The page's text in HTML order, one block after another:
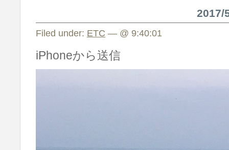
2017/
Filed under: ETC — @ 9:40:01
iPhoneから送信